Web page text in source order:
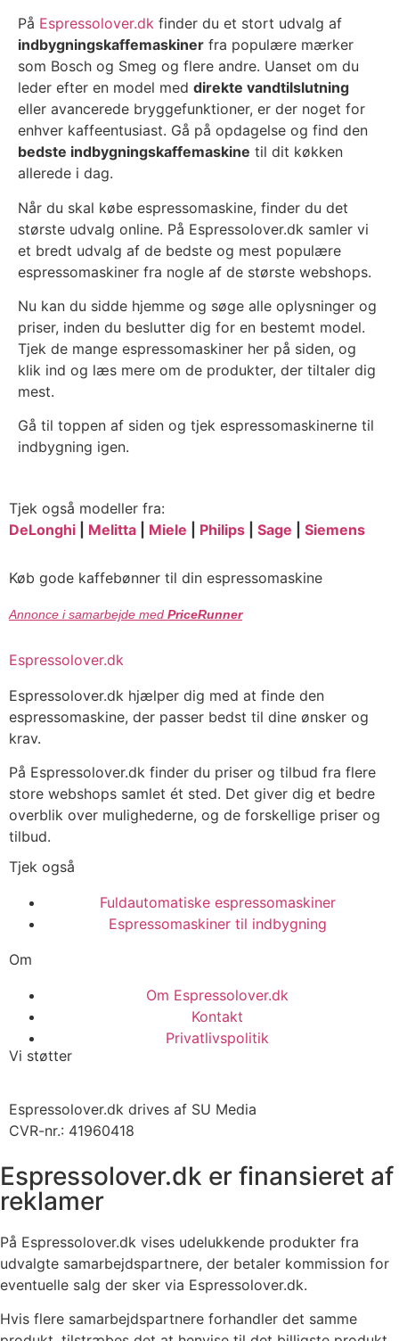
På Espressolover.dk finder du et stort udvalg af
indbygningskaffemaskiner fra populære mærker
som Bosch og Smeg og flere andre. Uanset om du
leder efter en model med direkte vandtilslutning
eller avancerede bryggefunktioner, er der noget for
enhver kaffeentusiast. Gå på opdagelse og find den
bedste indbygningskaffemaskine til dit køkken
allerede i dag.
Når du skal købe espressomaskine, finder du det
største udvalg online. På Espressolover.dk samler vi
et bredt udvalg af de bedste og mest populære
espressomaskiner fra nogle af de største webshops.
Nu kan du sidde hjemme og søge alle oplysninger og
priser, inden du beslutter dig for en bestemt model.
Tjek de mange espressomaskiner her på siden, og
klik ind og læs mere om de produkter, der tiltaler dig
mest.
Gå til toppen af siden og tjek espressomaskinerne til
indbygning igen.
Tjek også modeller fra:
DeLonghi
Melitta Miele Philips Sage Siemens
Køb gode kaffebønner til din espressomaskine
Annonce i samarbejde med PriceRunner
Espressolover.dk
Espressolover.dk hjælper dig med at finde den
espressomaskine, der passer bedst til dine ønsker og
krav.
På Espressolover.dk finder du priser og tilbud fra flere
store webshops samlet ét sted. Det giver dig et bedre
overblik over mulighederne, og de forskellige priser og
tilbud.
Tjek også
Fuldautomatiske espressomaskiner
Espressomaskiner til indbygning
Om
Om Espressolover.dk
Kontakt
Privatlivspolitik
Vi støtter
Espressolover.dk drives af SU Media
CVR-nr.: 41960418
Espressolover.dk er finansieret af
reklamer
På Espressolover.dk vises udelukkende produkter fra
udvalgte samarbejdspartnere, der betaler kommission for
eventuelle salg der sker via Espressolover.dk.
Hvis flere samarbejdspartnere forhandler det samme